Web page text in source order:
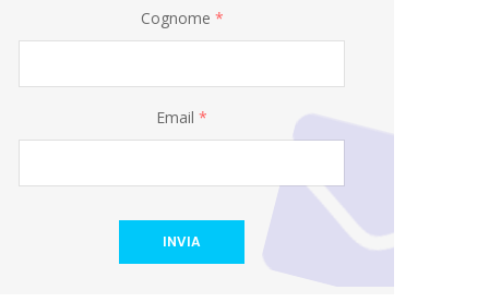
Cognome *
Email*
INVIA